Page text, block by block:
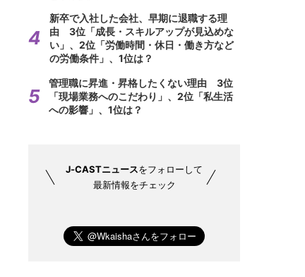
新卒で入社した会社、早期に退職する理
由 3位「成長・スキルアップが見込めな
い」、2位「労働時間・休日・働き方など
の労働条件」、1位は？
管理職に昇進・昇格したくない理由 3位
「現場業務へのこだわり」、2位「私生活
への影響」、1位は？
J-CASTニュースをフォローして
最新情報をチェック